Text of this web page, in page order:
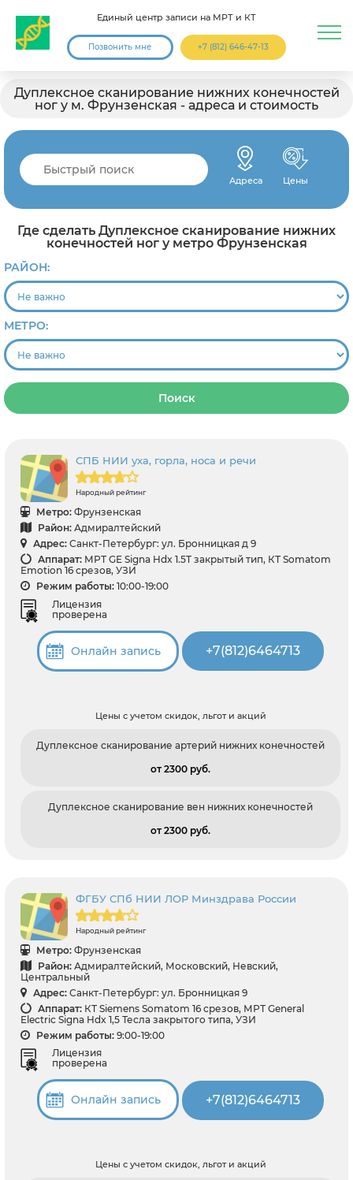
Единый центр записи на МРТ и КТ
Позвонить мне +7 (812) 646-47-13
Дуплексное сканирование нижних конечностей
ног у м. Фрунзенская - адреса и стоимость
Адреса Цены
Где сделать Дуплексное сканирование нижних
конечностей ног у метро Фрунзенская
РАЙОН:
МЕТРО:
Поиск
СПБ НИИ уха, горла, носа и речи
Народный рейтинг
Метро: Фрунзенская
Район: Адмиралтейский
Адрес: Санкт-Петербург: ул. Бронницкая д 9
Аппарат: МРТ GЕ Signa Hdx 1.5T закрытый тип, КТ Somatom
Emotion 16 срезов, УЗИ
Режим работы: 10:00-19:00
Лицензия
проверена
Онлайн запись +7(812)6464713
Цены с учетом скидок, льгот и акций
Дуплексное сканирование артерий нижних конечностей
от 2300 pуб.
Дуплексное сканирование вен нижних конечностей
от 2300 pуб.
ФГБУ СПб НИИ ЛОР Минздрава России
Народный рейтинг
Метро: Фрунзенская
Район: Адмиралтейский, Московский, Невский,
Центральный
Адрес: Санкт-Петербург: ул. Бронницкая 9
Аппарат: КТ Siemens Somatom 16 срезов, МРТ General
Electric Signa Hdx 1,5 Тесла закрытого типа, УЗИ
Режим работы: 9:00-19:00
Лицензия
проверена
Онлайн запись +7(812)6464713
Цены с учетом скидок, льгот и акций